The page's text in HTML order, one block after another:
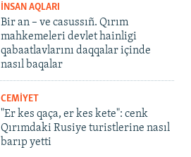
İNSAN AQLARI
Bir an – ve casussıñ. Qırım
mahkemeleri devlet hainligi
qabaatlavlarını daqqalar içinde
nasıl baqalar
CEMİYET
"Er kes qaça, er kes kete": cenk
Qırımdaki Rusiye turistlerine nasıl
barıp yetti